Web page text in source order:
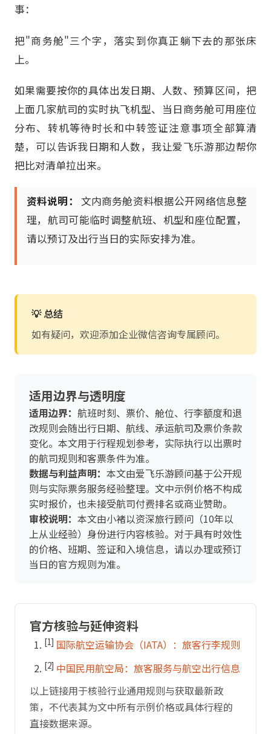
事：
把"商务舱"三个字，落实到你真正躺下去的那张床
上。
如果需要按你的具体出发日期、人数、预算区间，把
上面几家航司的实时执飞机型、当日商务舱可用座位
分布、转机等待时长和中转签证注意事项全部算清
楚，可以告诉我日期和人数，我让爱飞乐游那边帮你
把比对清单拉出来。
资料说明：
文内商务舱资料根据公开网络信息整
理，航司可能临时调整航班、机型和座位配置，
请以预订及出行当日的实际安排为准。
💡 总结
如有疑问，欢迎添加企业微信咨询专属顾问。
适用边界与透明度
适用边界： 航班时刻、票价、舱位、行李额度和退
改规则会随出行日期、航线、承运航司及票价条款
变化。本文用于行程规划参考，实际执行以出票时
的航司规则和客票条件为准。
数据与利益声明： 本文由爱飞乐游顾问基于公开规
则与实际票务服务经验整理。文中示例价格不构成
实时报价，也未接受航司付费排名或商业赞助。
审校说明： 本文由小褚以资深旅行顾问（10年以
上从业经验）身份进行内容核验。对于具有时效性
的价格、班期、签证和入境信息，请以办理或预订
当日的官方规则为准。
官方核验与延伸资料
[1] 国际航空运输协会（IATA）：旅客行李规则
[2] 中国民用航空局：旅客服务与航空出行信息
以上链接用于核验行业通用规则与获取最新政
策，不代表其为文中所有示例价格或具体行程的
直接数据来源。